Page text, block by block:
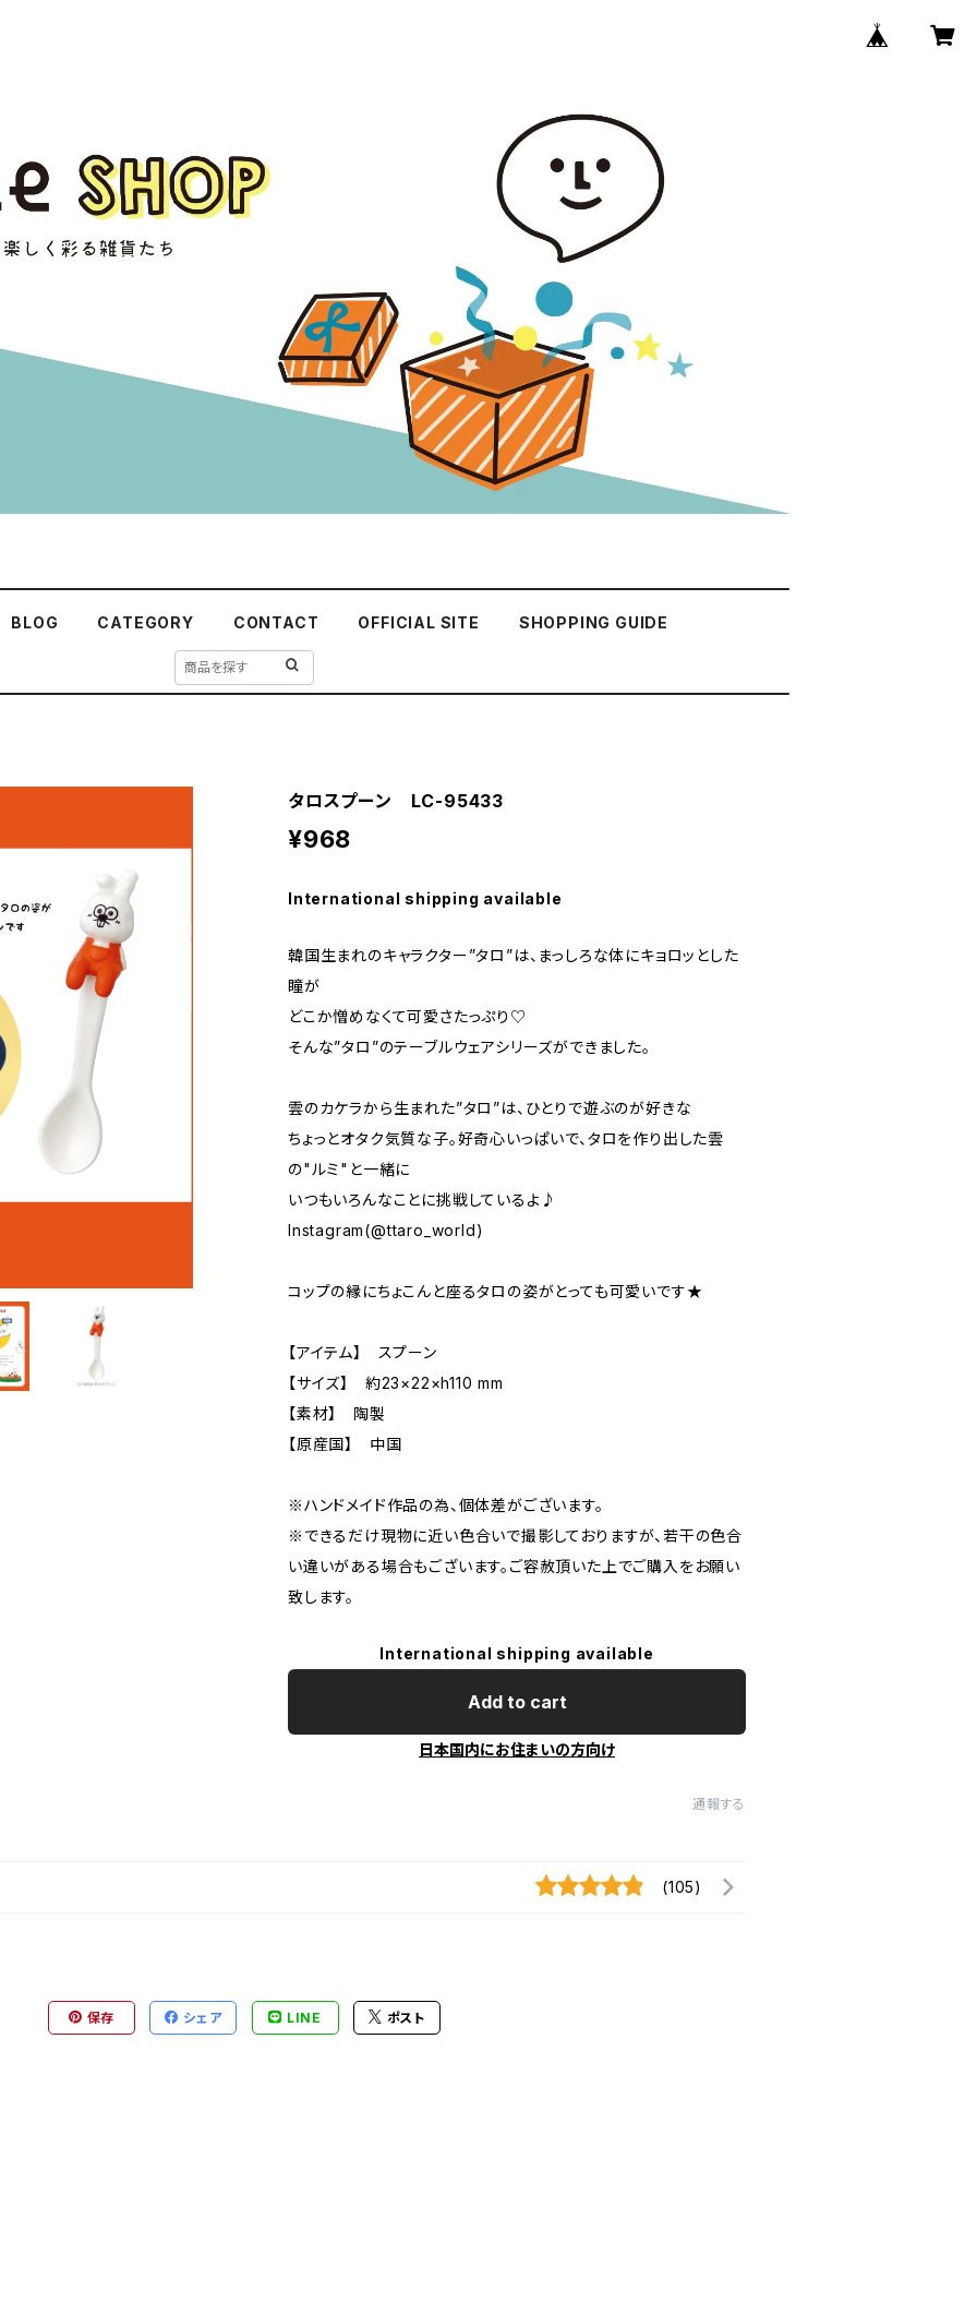
BLOG CATEGORY CONTACT OFFICIAL SITE SHOPPING GUIDE
タロスプーン LC-95433
¥968
International shipping available
韓国生まれのキャラクター”タロ”は、まっしろな体にキョロッとした
瞳が
どこか憎めなくて可愛さたっぷり♡
そんな”タロ”のテーブルウェアシリーズができました。
雲のカケラから生まれた”タロ”は、ひとりで遊ぶのが好きな
ちょっとオタク気質な子。好奇心いっぱいで、タロを作り出した雲
の"ルミ"と一緒に
いつもいろんなことに挑戦しているよ♪
Instagram(@ttaro_world)
コップの縁にちょこんと座るタロの姿がとっても可愛いです★
【アイテム】 スプーン
【サイズ】 約23×22×h110 mm
【素材】 陶製
【原産国】 中国
※ハンドメイド作品の為、個体差がございます。
※できるだけ現物に近い色合いで撮影しておりますが、若干の色合
い違いがある場合もございます。ご容赦頂いた上でご購入をお願い
致します。
International shipping available
Add to cart
日本国内にお住まいの方向け
通報する
(105)
保存 シェア LINE ポスト